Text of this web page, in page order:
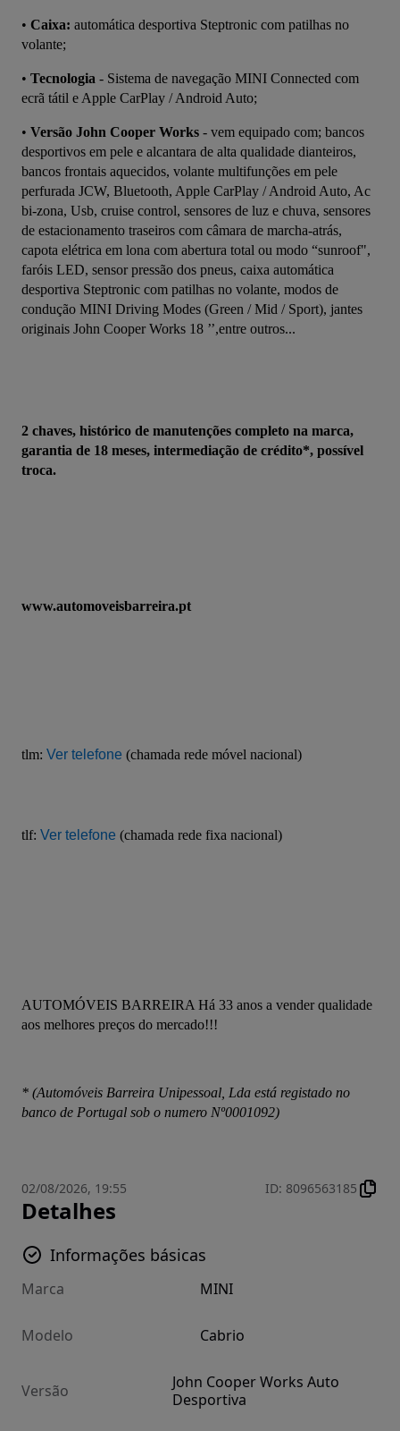
• Caixa: automática desportiva Steptronic com patilhas no
volante;
• Tecnologia - Sistema de navegação MINI Connected com
ecrã tátil e Apple CarPlay / Android Auto;
• Versão John Cooper Works - vem equipado com; bancos
desportivos em pele e alcantara de alta qualidade dianteiros,
bancos frontais aquecidos, volante multifunções em pele
perfurada JCW, Bluetooth, Apple CarPlay / Android Auto, Ac
bi-zona, Usb, cruise control, sensores de luz e chuva, sensores
de estacionamento traseiros com câmara de marcha-atrás,
capota elétrica em lona com abertura total ou modo “sunroof",
faróis LED, sensor pressão dos pneus, caixa automática
desportiva Steptronic com patilhas no volante, modos de
condução MINI Driving Modes (Green / Mid / Sport), jantes
originais John Cooper Works 18 ’’,entre outros...
2 chaves, histórico de manutenções completo na marca,
garantia de 18 meses, intermediação de crédito*, possível
troca.
www.automoveisbarreira.pt
tlm: Ver telefone (chamada rede móvel nacional)
tlf: Ver telefone (chamada rede fixa nacional)
AUTOMÓVEIS BARREIRA Há 33 anos a vender qualidade
aos melhores preços do mercado!!!
* (Automóveis Barreira Unipessoal, Lda está registado no
banco de Portugal sob o numero Nº0001092)
02/08/2026, 19:55 ID: 8096563185
Detalhes
Informações básicas
Marca MINI
Modelo Cabrio
Versão
John Cooper Works Auto
Desportiva